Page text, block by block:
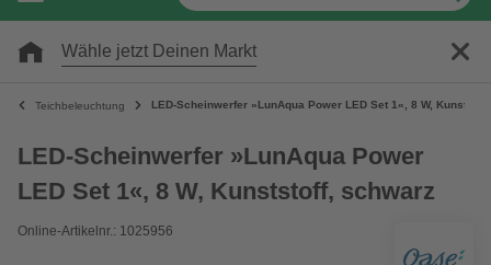
Wähle jetzt Deinen Markt
Teichbeleuchtung LED-Scheinwerfer »LunAqua Power LED Set 1«, 8 W,
LED-Scheinwerfer »LunAqua Power
LED Set 1«, 8 W, Kunststoff, schwarz
Online-Artikelnr.: 1025956